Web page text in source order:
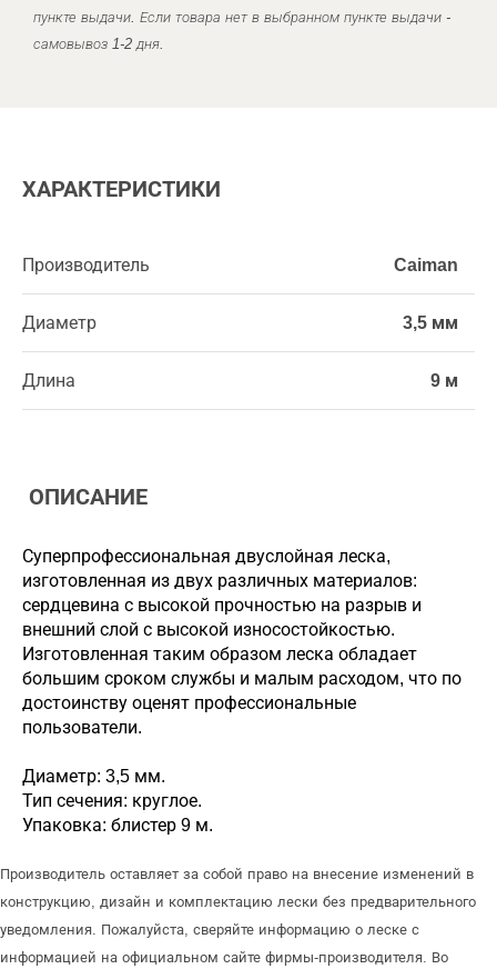
пункте выдачи. Если товара нет в выбранном пункте выдачи -
самовывоз 1-2 дня.
ХАРАКТЕРИСТИКИ
Производитель Caiman
Диаметр 3,5 мм
Длина 9 м
ОПИСАНИЕ
Суперпрофессиональная двуслойная леска,
изготовленная из двух различных материалов:
сердцевина с высокой прочностью на разрыв и
внешний слой с высокой износостойкостью.
Изготовленная таким образом леска обладает
большим сроком службы и малым расходом, что по
достоинству оценят профессиональные
пользователи.
Диаметр: 3,5 мм.
Тип сечения: круглое.
Упаковка: блистер 9 м.
Производитель оставляет за собой право на внесение изменений в
конструкцию, дизайн и комплектацию лески без предварительного
уведомления. Пожалуйста, сверяйте информацию о леске с
информацией на официальном сайте фирмы-производителя. Во